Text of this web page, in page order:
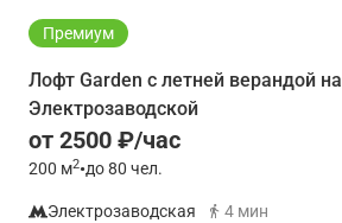
Премиум
Лофт Garden с летней верандой на
Электрозаводской
от 2500 ₽/час
200 м2•до 80 чел.
Электрозаводская
4 мин